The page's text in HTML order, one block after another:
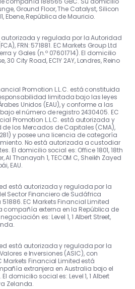
Ground Floor, The Catalyst, Silicon
Ebene, República de Mauricio.
autorizada y regulada por la Autoridad
FRN: 571881. EC Markets Group Ltd
y Gales (n.º 07601714). El domicilio
30 City Road, EC1Y 2AY, Londres, Reino
Promotion L.L.C. está constituida
limitada bajo las leyes
Unidos (EAU), y conforme a las
el número de registro 2430405. EC
Promotion L.L.C. está autorizada y
los Mercados de Capitales (CMA),
y posee una licencia de categoría
No está autorizada a custodiar
El domicilio social es: Office 1801, 18th
Al Thanayah 1, TECOM C, Sheikh Zayed
EAU.
está autorizada y regulada por la
Sector Financiero de Sudáfrica
EC Markets Financial Limited
externa en la República de
es: Level 1, 1 Albert Street,
está autorizada y regulada por la
e Inversiones (ASIC), con
Markets Financial Limited está
extranjera en Australia bajo el
domicilio social es: Level 1, 1 Albert
Zelanda.